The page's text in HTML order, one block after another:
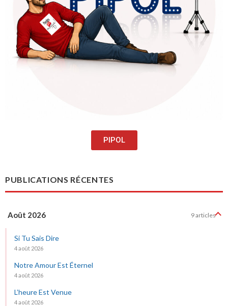
PIPOL
PUBLICATIONS RÉCENTES
Août 2026 9 articles
Si Tu Sais Dire
4 août 2026
Notre Amour Est Éternel
4 août 2026
L’heure Est Venue
4 août 2026